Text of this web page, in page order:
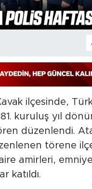
ilçesinde,
kuruluş yıl
düzenlendi.
törene
amirleri,
katıldı.